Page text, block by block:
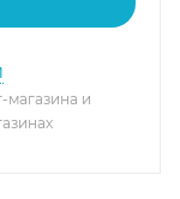
магазина и